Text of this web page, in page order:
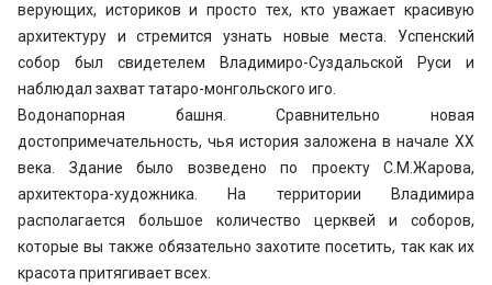
верующих, историков и просто тех, кто уважает красивую
архитектуру и стремится узнать новые места. Успенский
собор был свидетелем Владимиро-Суздальской Руси и
наблюдал захват татаро-монгольского иго.
Водонапорная башня. Сравнительно новая
достопримечательность, чья история заложена в начале ХХ
века. Здание было возведено по проекту С.М.Жарова,
архитектора-художника. На территории Владимира
располагается большое количество церквей и соборов,
которые вы также обязательно захотите посетить, так как их
красота притягивает всех.